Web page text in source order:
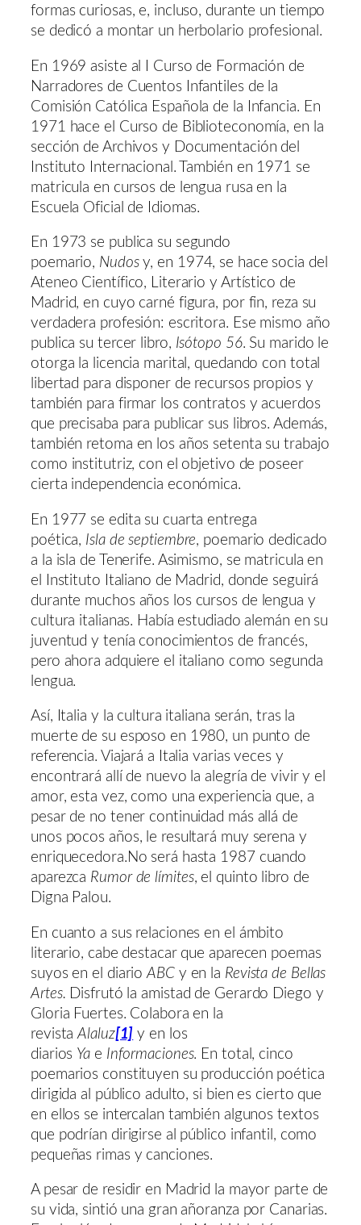
formas curiosas, e, incluso, durante un tiempo
se dedicó a montar un herbolario profesional.
En 1969 asiste al I Curso de Formación de
Narradores de Cuentos Infantiles de la
Comisión Católica Española de la Infancia. En
1971 hace el Curso de Biblioteconomía, en la
sección de Archivos y Documentación del
Instituto Internacional. También en 1971 se
matricula en cursos de lengua rusa en la
Escuela Oficial de Idiomas.
En 1973 se publica su segundo
poemario, Nudosy, en 1974, se hace socia del
Ateneo Científico, Literario y Artístico de
Madrid, en cuyo carné figura, por fin, reza su
verdadera profesión: escritora. Ese mismo año
publica su tercer libro, Isótopo 56. Su marido le
otorga la licencia marital, quedando con total
libertad para disponer de recursos propios y
también para firmar los contratos y acuerdos
que precisaba para publicar sus libros. Además,
también retoma en los años setenta su trabajo
como institutriz, con el objetivo de poseer
cierta independencia económica.
En 1977 se edita su cuarta entrega
poética, Isla de septiembre, poemario dedicado
a la isla de Tenerife. Asimismo, se matricula en
el Instituto Italiano de Madrid, donde seguirá
durante muchos años los cursos de lengua y
cultura italianas. Había estudiado alemán en su
juventud y tenía conocimientos de francés,
pero ahora adquiere el italiano como segunda
lengua.
Así, Italia y la cultura italiana serán, tras la
muerte de su esposo en 1980, un punto de
referencia. Viajará a Italia varias veces y
encontrará allí de nuevo la alegría de vivir y el
amor, esta vez, como una experiencia que, a
pesar de no tener continuidad más allá de
unos pocos años, le resultará muy serena y
enriquecedora.No será hasta 1987 cuando
aparezca Rumor de límites, el quinto libro de
Digna Palou.
En cuanto a sus relaciones en el ámbito
literario, cabe destacar que aparecen poemas
suyos en el diarioABCy en la Revista de Bellas
Artes. Disfrutó la amistad de Gerardo Diego y
Gloria Fuertes. Colabora en la
revistaAlaluz[1] y en los
diarios Ya e Informaciones. En total, cinco
poemarios constituyen su producción poética
dirigida al público adulto, si bien es cierto que
en ellos se intercalan también algunos textos
que podrían dirigirse al público infantil, como
pequeñas rimas y canciones.
A pesar de residir en Madrid la mayor parte de
su vida, sintió una gran añoranza por Canarias.